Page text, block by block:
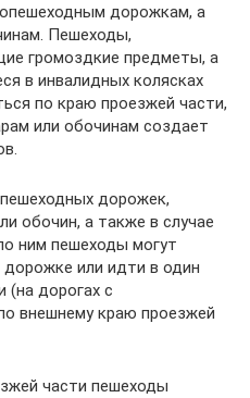
дорожкам, а
Пешеходы,
громоздкие предметы, а
в инвалидных колясках
по краю проезжей части,
или обочинам создает
дорожек,
обочин, а также в случае
ним пешеходы могут
дорожке или идти в один
(на дорогах с
внешнему краю проезжей
части пешеходы